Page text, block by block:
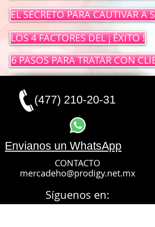
EL SECRETO PARA CAUTIVAR A
LOS 4 FACTORES DEL ¡ ÉXITO !
6 PASOS PARA TRATAR CON
(477) 210-20-31
Envianos un WhatsApp
CONTACTO
mercadeho@prodigy.net.mx
Síguenos en:
cursos de capacitacion en leon guanajuato